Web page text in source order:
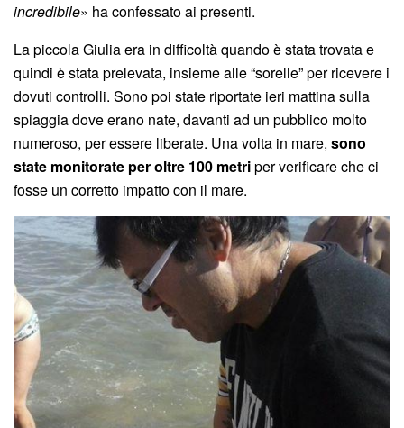
incredibile» ha confessato ai presenti.
La piccola Giulia era in difficoltà quando è stata trovata e
quindi è stata prelevata, insieme alle “sorelle” per ricevere i
dovuti controlli. Sono poi state riportate ieri mattina sulla
spiaggia dove erano nate, davanti ad un pubblico molto
numeroso, per essere liberate. Una volta in mare, sono
state monitorate per oltre 100 metriper verificare che ci
fosse un corretto impatto con il mare.